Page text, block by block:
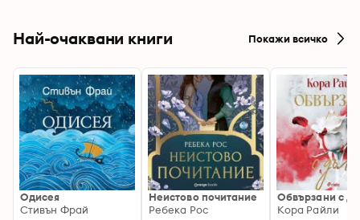
Най-очаквани книги Покажи всичко
Одисея
Стивън Фрай
Неистово почитание
Ребека Рос
Обвързани с
Кора Райли